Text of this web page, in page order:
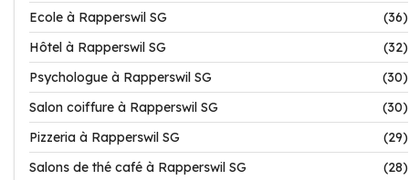
Ecole à Rapperswil SG
(36)
Hôtel à Rapperswil SG
(32)
Psychologue à Rapperswil SG
(30)
Salon coiffure à Rapperswil SG
(30)
Pizzeria à Rapperswil SG
(29)
Salons de thé café à Rapperswil SG
(28)